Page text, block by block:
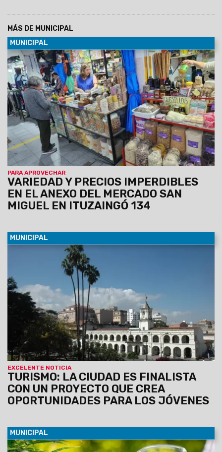
MÁS DE MUNICIPAL
MUNICIPAL
PARA APROVECHAR
VARIEDAD Y PRECIOS IMPERDIBLES
EN EL ANEXO DEL MERCADO SAN
MIGUEL EN ITUZAINGÓ 134
06/08/2026 En este espacio, los vecinos pueden
encontrar alimentos frescos, frutas y verduras, pollo,
pescado, cabrito, lechón y carne vacuna, también todo tipo
de harinas, especias, legumbres, regionales, artículos de
limpieza y servicio técnico para celulares, entre otros.
MUNICIPAL
EXCELENTE NOTICIA
TURISMO: LA CIUDAD ES FINALISTA
CON UN PROYECTO QUE CREA
OPORTUNIDADES PARA LOS JÓVENES
Se trata de un concurso nacional de la Red
Federal de Turismo junto a la Fundación Plan21 y la Fundación
Zurich. El proyecto salteño se denomina “Embajadores de la
sostenibilidad y la transformación del destino: La Voz Joven
del Turismo”.
MUNICIPAL
05/08/2026 La cita será el viernes 14 de agosto a las 10